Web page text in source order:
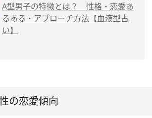
A型男子の特徴とは？ 性格・恋愛あ
るある・アプローチ方法【血液型占
い】
の恋愛傾向